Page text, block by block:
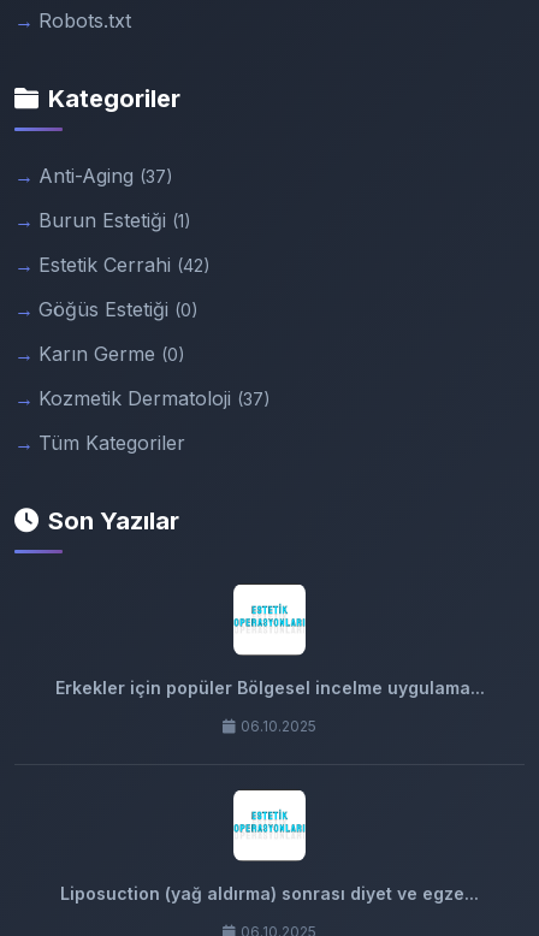
Robots.txt
Kategoriler
Anti-Aging (37)
Burun Estetiği (1)
Estetik Cerrahi (42)
Göğüs Estetiği (0)
Karın Germe (0)
Kozmetik Dermatoloji (37)
Tüm Kategoriler
Son Yazılar
Erkekler için popüler Bölgesel incelme uygulama...
06.10.2025
Liposuction (yağ aldırma) sonrası diyet ve egze...
06.10.2025